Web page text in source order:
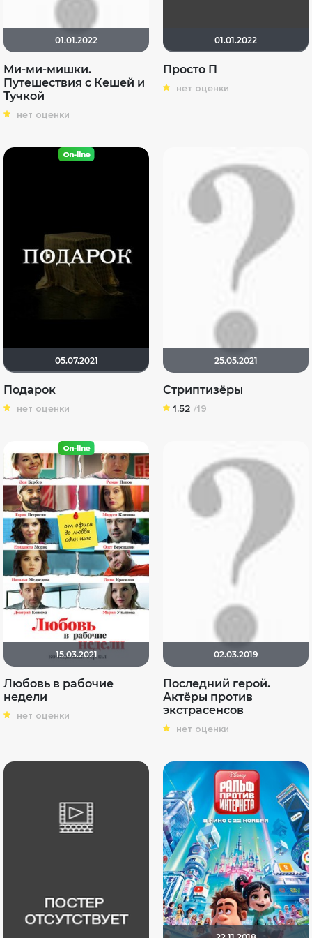
01.01.2022
Ми-ми-мишки.
Путешествия с Кешей и
Тучкой
нет оценки
01.01.2022
Просто П
нет оценки
05.07.2021
Подарок
нет оценки
25.05.2021
Стриптизёры
1.52 /19
15.03.2021
Любовь в рабочие
недели
нет оценки
02.03.2019
Последний герой.
Актёры против
экстрасенсов
нет оценки